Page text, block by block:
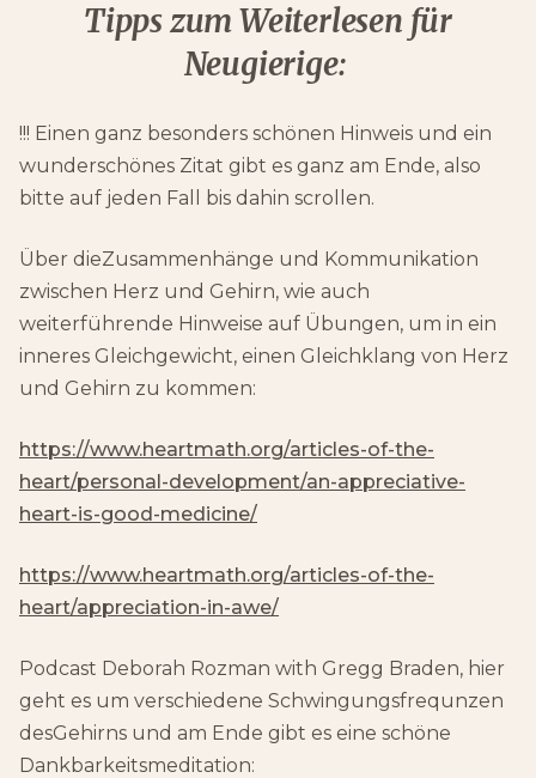
Tipps zum Weiterlesen für
Neugierige:
!!! Einen ganz besonders schönen Hinweis und ein
wunderschönes Zitat gibt es ganz am Ende, also
bitte auf jeden Fall bis dahin scrollen.
Über dieZusammenhänge und Kommunikation
zwischen Herz und Gehirn, wie auch
weiterführende Hinweise auf Übungen, um in ein
inneres Gleichgewicht, einen Gleichklang von Herz
und Gehirn zu kommen:
https://www.heartmath.org/articles-of-the-
heart/personal-development/an-appreciative-
heart-is-good-medicine/
https://www.heartmath.org/articles-of-the-
heart/appreciation-in-awe/
Podcast Deborah Rozman with Gregg Braden, hier
geht es um verschiedene Schwingungsfrequnzen
desGehirns und am Ende gibt es eine schöne
Dankbarkeitsmeditation: